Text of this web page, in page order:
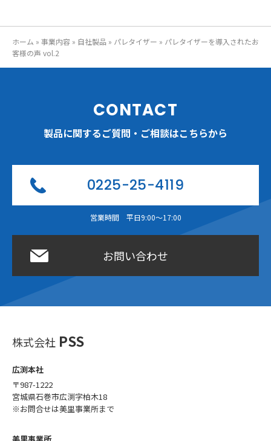
ホーム » 事業内容 » 自社製品 » パレタイザー » パレタイザーを導入されたお
客様の声 vol.2
CONTACT
製品に関するご質問・ご相談はこちらから
0225-25-4119
営業時間 平日9:00〜17:00
お問い合わせ
株式会社 PSS
広渕本社
〒987-1222
宮城県石巻市広渕字柏木18
※お問合せは美里事業所まで